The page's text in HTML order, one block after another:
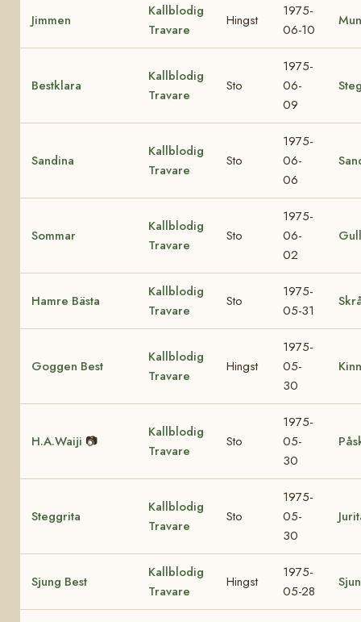
Jimmen
Kallblodig
Travare
Hingst
1975-
06-10
Bestklara
Kallblodig
Travare
Sto
1975-
06-
09
Sandina
Kallblodig
Travare
Sto
1975-
06-
06
Sommar
Kallblodig
Travare
Sto
1975-
06-
02
Hamre Bästa
Kallblodig
Travare
Sto
1975-
05-31
Goggen Best
Kallblodig
Travare
Hingst
1975-
05-
30
H.A.Waiji 📷
Kallblodig
Travare
Sto
1975-
05-
30
Steggrita
Kallblodig
Travare
Sto
1975-
05-
30
Sjung Best
Kallblodig
Travare
Hingst
1975-
05-28